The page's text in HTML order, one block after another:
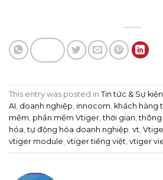
This entry was posted in Tin tức & Sự kiện
AI, doanh nghiệp, innocom, khách hàng
mềm, phần mềm Vtiger,thời gian,thông
hóa,tự động hóa doanh nghiệp, vt, Vtige
vtiger module, vtiger tiếng việt, vtiger